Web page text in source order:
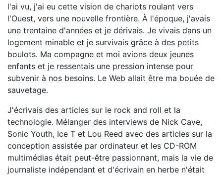
l'ai vu, j'ai eu cette vision de chariots roulant vers
l'Ouest, vers une nouvelle frontière. À l'époque, j'avais
une trentaine d'années et je dérivais. Je vivais dans un
logement minable et je survivais grâce à des petits
boulots. Ma compagne et moi avions deux jeunes
enfants et je ressentais une pression intense pour
subvenir à nos besoins. Le Web allait être ma bouée de
sauvetage.
J'écrivais des articles sur le rock and roll et la
technologie. Mélanger des interviews de Nick Cave,
Sonic Youth, Ice T et Lou Reed avec des articles sur la
conception assistée par ordinateur et les CD-ROM
multimédias était peut-être passionnant, mais la vie de
journaliste indépendant et d'écrivain en herbe n'était